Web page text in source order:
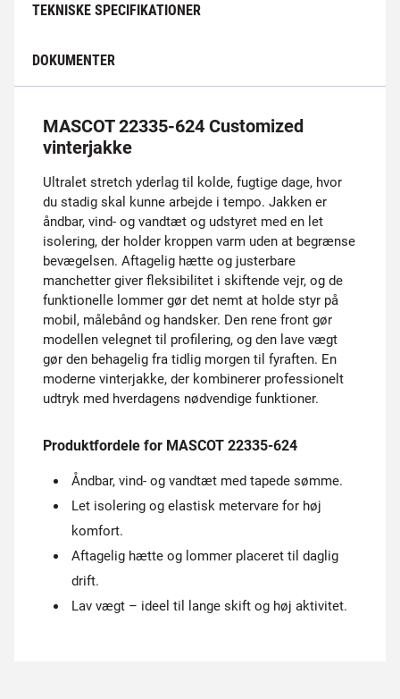
TEKNISKE SPECIFIKATIONER
DOKUMENTER
MASCOT 22335-624 Customized
vinterjakke
Ultralet stretch yderlag til kolde, fugtige dage, hvor
du stadig skal kunne arbejde i tempo. Jakken er
åndbar, vind- og vandtæt og udstyret med en let
isolering, der holder kroppen varm uden at begrænse
bevægelsen. Aftagelig hætte og justerbare
manchetter giver fleksibilitet i skiftende vejr, og de
funktionelle lommer gør det nemt at holde styr på
mobil, målebånd og handsker. Den rene front gør
modellen velegnet til profilering, og den lave vægt
gør den behagelig fra tidlig morgen til fyraften. En
moderne vinterjakke, der kombinerer professionelt
udtryk med hverdagens nødvendige funktioner.
Produktfordele for MASCOT 22335-624
Åndbar, vind- og vandtæt med tapede sømme.
Let isolering og elastisk metervare for høj
komfort.
Aftagelig hætte og lommer placeret til daglig
drift.
Lav vægt – ideel til lange skift og høj aktivitet.